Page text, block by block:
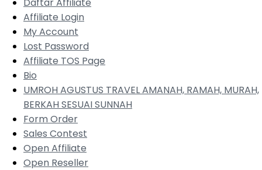
Affiliate Login
My Account
Lost Password
Affiliate TOS Page
Bio
UMROH AGUSTUS TRAVEL AMANAH, RAMAH, MURAH,
BERKAH SESUAI SUNNAH
Form Order
Sales Contest
Open Affiliate
Open Reseller